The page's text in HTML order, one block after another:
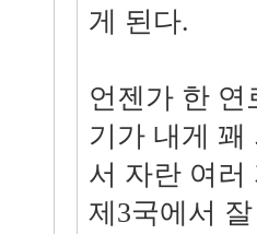
게 된다.
언젠가 한 연
기가 내게 꽤
서 자란 여러
제3국에서